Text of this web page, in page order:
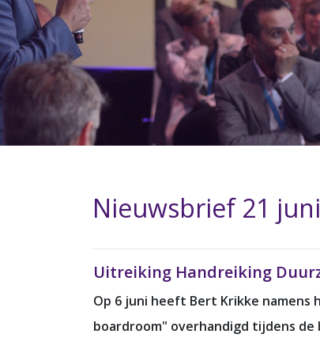
Nieuwsbrief 21
Uitreiking Handreiking
Op 6 juni heeft Bert Krikke namens
boardroom" overhandigd tijdens de